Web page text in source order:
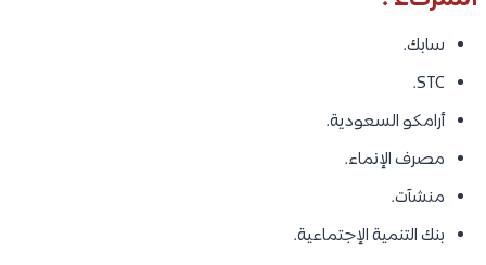
سابك.
STC.
أرامكو السعودية.
مصرف الإنماء.
منشآت.
بنك التنمية الإجتماعية.